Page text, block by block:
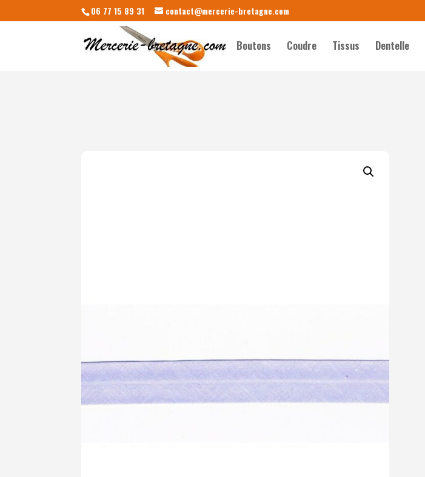
06 77 15 89 31 contact@mercerie-bretagne.com
Boutons Coudre Tissus Dentelle